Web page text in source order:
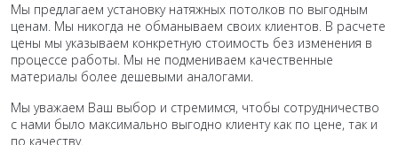
Мы предлагаем установку натяжных потолков по выгодным
ценам. Мы никогда не обманываем своих клиентов. В расчете
цены мы указываем конкретную стоимость без изменения в
процессе работы. Мы не подмениваем качественные
материалы более дешевыми аналогами.
Мы уважаем Ваш выбор и стремимся, чтобы сотрудничество
с нами было максимально выгодно клиенту как по цене, так и
по качеству.